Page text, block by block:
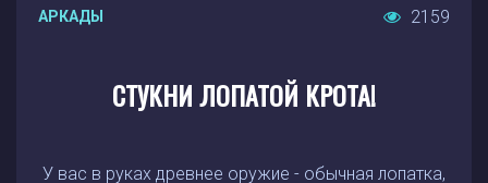
АРКАДЫ 2159
СТУКНИ ЛОПАТОЙ КРОТА!
У вас в руках древнее оружие - обычная лопатка,